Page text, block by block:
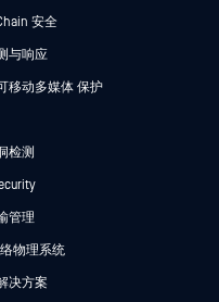
安全
与响应
移动多媒体 保护
检测
管理
物理系统
决方案